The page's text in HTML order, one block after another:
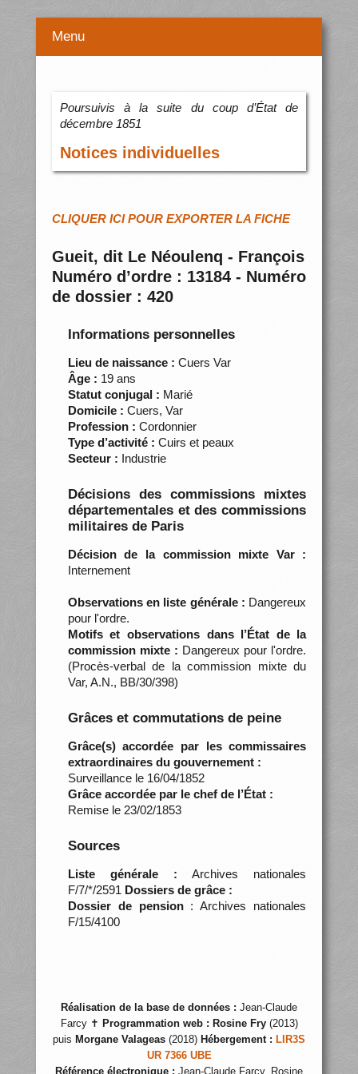
Menu
Poursuivis à la suite du coup d’État de
décembre 1851
Notices individuelles
CLIQUER ICI POUR EXPORTER LA FICHE
Gueit, dit Le Néoulenq - François
Numéro d’ordre : 13184 - Numéro
de dossier : 420
Informations personnelles
Lieu de naissance : Cuers Var
Âge : 19 ans
Statut conjugal : Marié
Domicile : Cuers, Var
Profession : Cordonnier
Type d’activité : Cuirs et peaux
Secteur : Industrie
Décisions des commissions mixtes
départementales et des commissions
militaires de Paris
Décision de la commission mixte Var :
Internement
Observations en liste générale : Dangereux
pour l'ordre.
Motifs et observations dans l’État de la
commission mixte : Dangereux pour l'ordre.
(Procès-verbal de la commission mixte du
Var, A.N., BB/30/398)
Grâces et commutations de peine
Grâce(s) accordée par les commissaires
extraordinaires du gouvernement :
Surveillance le 16/04/1852
Grâce accordée par le chef de l’État :
Remise le 23/02/1853
Sources
Liste générale : Archives nationales
F/7/*/2591 Dossiers de grâce :
Dossier de pension: Archives nationales
F/15/4100
Réalisation de la base de données : Jean-Claude
Farcy ✝ Programmation web : Rosine Fry(2013)
puis Morgane Valageas (2018) Hébergement : LIR3S
UR 7366 UBE
Référence électronique : Jean-Claude Farcy, Rosine